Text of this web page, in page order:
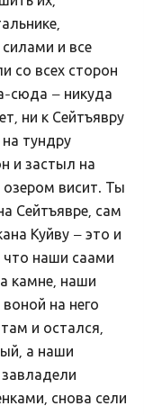
и все
со всех сторон
сюда – никуда
ни к Сейтъявру
на тундру
и застыл на
озером висит. Ты
Сейтъявре, сам
Куйву – это и
что наши саами
камне, наши
воной на него
и остался,
а наши
завладели
снова сели